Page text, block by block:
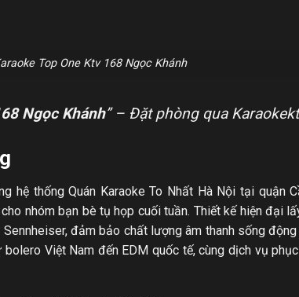
Top One Ktv 168 Ngọc Khánh
Ngọc Khánh” – Đặt phòng qua
hệ thống Quán Karaoke To Nhất Hà Nội tại quận
nhóm bạn bè tụ họp cuối tuần. Thiết kế hiện đại
đảm bảo chất lượng âm thanh sống
Việt Nam đến EDM quốc tế, cùng dịch vụ